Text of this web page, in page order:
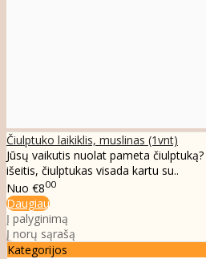
Čiulptuko laikiklis, muslinas (1vnt)
Jūsų vaikutis nuolat pameta
išeitis, čiulptukas visada kartu su..
Nuo €800
Daugiau
Į palyginimą
Į norų sąrašą
Kategorijos